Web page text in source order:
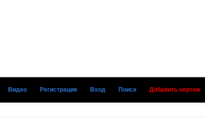
Видео Регистрация Вход Поиск Добавить чертеж